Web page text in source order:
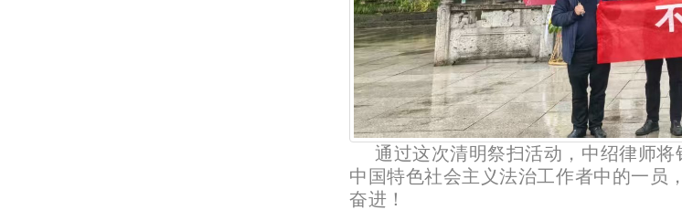
通过这次清明祭扫活动，中绍律师
中国特色社会主义法治工作者中的一员，
奋进！